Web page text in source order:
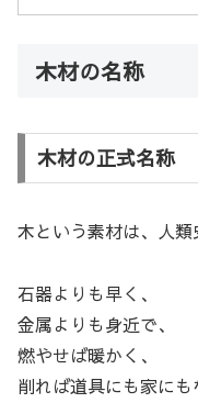
木材の名称
木材の正式名称
木という素材は、人類
石器よりも早く、
金属よりも身近で、
燃やせば暖かく、
削れば道具にも家にも